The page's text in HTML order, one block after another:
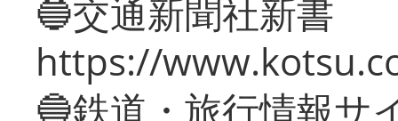
🔵交通新聞社新書
https://
🔵鉄道・旅行情報サ